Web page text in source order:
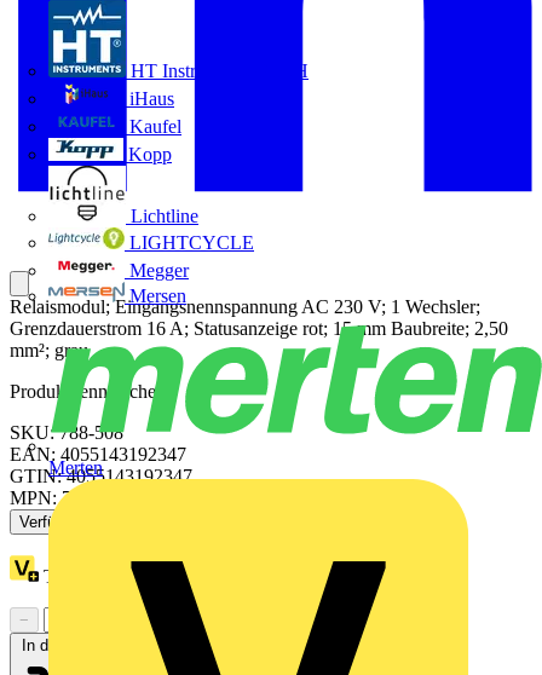
HT Instruments GmbH
iHaus
Kaufel
Kopp
Lichtline
LIGHTCYCLE
Megger
Mersen
Merten
Relaismodul; Eingangsnennspannung AC 230 V; 1 Wechsler;
Grenzdauerstrom 16 A; Statusanzeige rot; 15 mm Baubreite; 2,50
mm²; grau
Produktkennzeichen
SKU: 788-508
EAN: 4055143192347
GTIN: 4055143192347
MPN: 788-508
Verfügbar: 3 Händler
Treuepunkte:
−
In den Warenkorb